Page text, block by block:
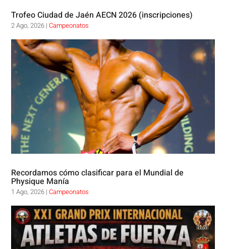
Trofeo Ciudad de Jaén AECN 2026 (inscripciones)
2 Ago, 2026 |Campeonatos
Recordamos cómo clasificar para el Mundial de
Physique Manía
1 Ago, 2026 |Campeonatos